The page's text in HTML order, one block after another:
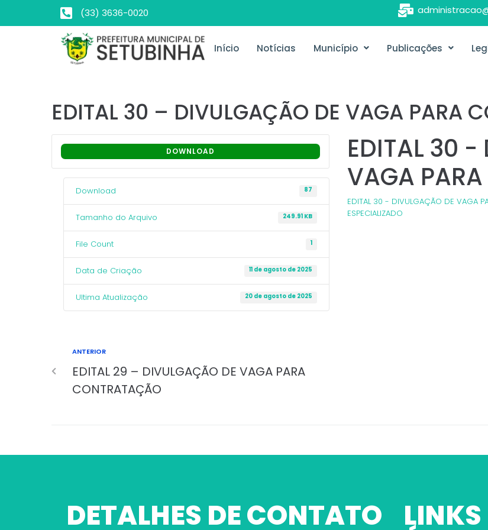
(33) 3636-0020
Início Notícias Município Publicações
EDITAL 30 – DIVULGAÇÃO DE VAGA PARA
DOWNLOAD
Download 87
Tamanho do Arquivo 249.91 KB
File Count 1
Data de Criação 11 de agosto de 2025
Ultima Atualização 20 de agosto de 2025
EDITAL 30 -
VAGA
EDITAL 30 - DIVULGAÇÃO DE VAGA
ESPECIALIZADO
ANTERIOR
EDITAL 29 – DIVULGAÇÃO DE VAGA PARA
CONTRATAÇÃO
DETALHES DE CONTATO LINKS